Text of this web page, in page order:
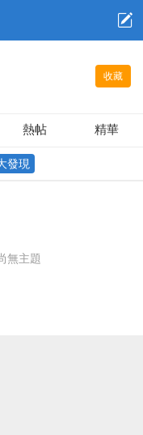
收藏
熱帖 精華
發現
無主題